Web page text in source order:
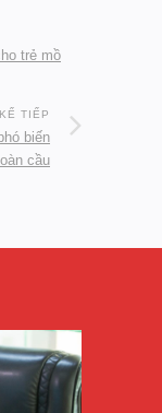
trẻ mồ
TIẾP
biến
cầu